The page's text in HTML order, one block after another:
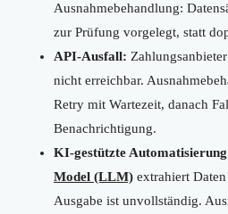
Ausnahmebehandlung:
zur Prüfung vorgelegt, statt
API-Ausfall:
nicht erreichbar.
Retry mit Wartezeit, danach
Benachrichtigung.
KI-gestützte
Model (LLM) extrahiert
Ausgabe ist unvollständig.